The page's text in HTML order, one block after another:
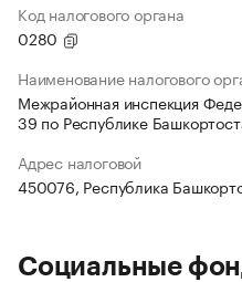
Код налогового органа
0280
Наименование налогового
Межрайонная инспекция
39 по Республике
Адрес налоговой
450076, Республика
Социальные